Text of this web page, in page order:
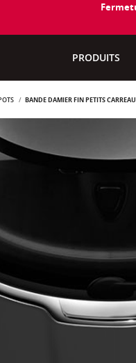
PRODUITS
BANDE DAMIER FIN PETITS